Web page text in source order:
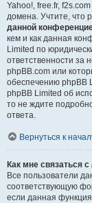
Yahoo!, free.fr,
домена. Учтите, что
данной
кем и как данная
Limited по
ответственности за
phpBB.com или
обеспечению phpBB
phpBB Limited об
то не ждите
ответа.
Вернуться к
Как мне связаться
Все пользователи
соответствующую
если данная